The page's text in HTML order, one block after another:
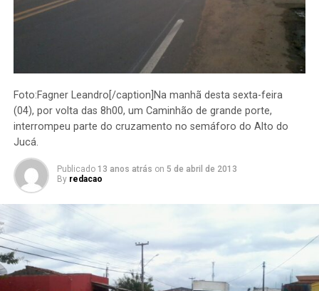
Foto:Fagner Leandro[/caption]Na manhã desta sexta-feira
(04), por volta das 8h00, um Caminhão de grande porte,
interrompeu parte do cruzamento no semáforo do Alto do
Jucá.
Publicado 13 anos atrás on 5 de abril de 2013
By redacao